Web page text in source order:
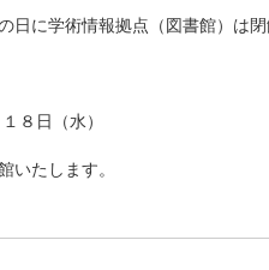
日に学術情報拠点（図書館）は閉
８日（水）
いたします。